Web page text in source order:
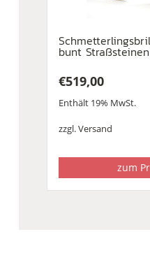
bunt Straßsteinen
€519,00
Enthält 19% MwSt.
zzgl.Versand
zum